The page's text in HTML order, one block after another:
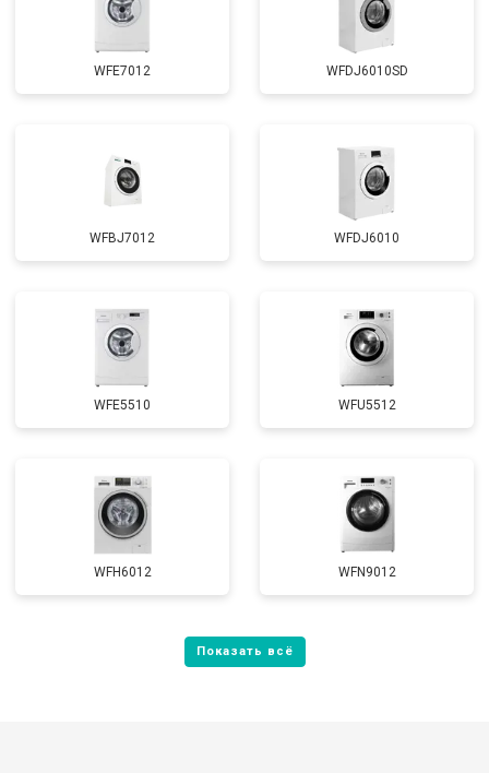
WFE7012 WFDJ6010SD
WFBJ7012 WFDJ6010
WFE5510 WFU5512
WFH6012 WFN9012